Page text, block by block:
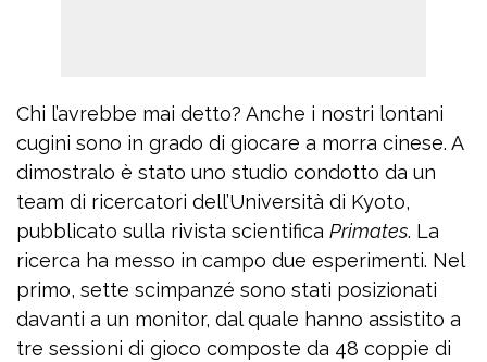
Chi l’avrebbe mai detto? Anche i nostri lontani
cugini sono in grado di giocare a morra cinese. A
dimostralo è stato uno studio condotto da un
team di ricercatori dell’Università di Kyoto,
pubblicato sulla rivista scientifica Primates. La
ricerca ha messo in campo due esperimenti. Nel
primo, sette scimpanzé sono stati posizionati
davanti a un monitor, dal quale hanno assistito a
tre sessioni di gioco composte da 48 coppie di